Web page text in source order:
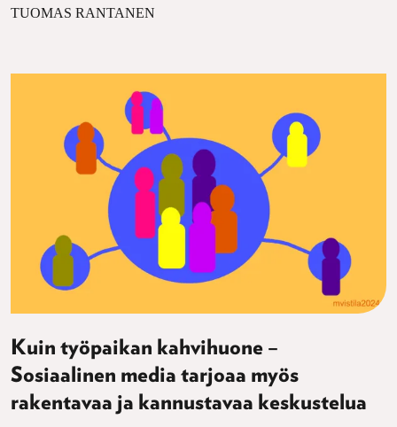
TUOMAS RANTANEN
Kuin työpaikan kahvihuone –
Sosiaalinen media tarjoaa myös
rakentavaa ja kannustavaa keskustelua